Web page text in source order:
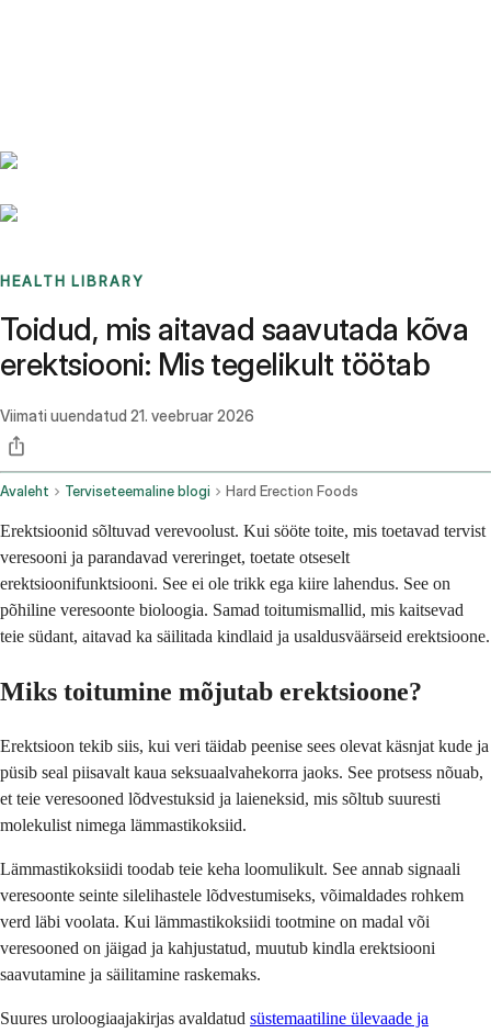
HEALTH LIBRARY
Toidud, mis aitavad saavutada kõva
erektsiooni: Mis tegelikult töötab
Viimati uuendatud 21. veebruar 2026
Avaleht Terviseteemaline blogi Hard Erection Foods
Erektsioonid sõltuvad verevoolust. Kui sööte toite, mis toetavad tervist
veresooni ja parandavad vereringet, toetate otseselt
erektsioonifunktsiooni. See ei ole trikk ega kiire lahendus. See on
põhiline veresoonte bioloogia. Samad toitumismallid, mis kaitsevad
teie südant, aitavad ka säilitada kindlaid ja usaldusväärseid erektsioone.
Miks toitumine mõjutab erektsioone?
Erektsioon tekib siis, kui veri täidab peenise sees olevat käsnjat kude ja
püsib seal piisavalt kaua seksuaalvahekorra jaoks. See protsess nõuab,
et teie veresooned lõdvestuksid ja laieneksid, mis sõltub suuresti
molekulist nimega lämmastikoksiid.
Lämmastikoksiidi toodab teie keha loomulikult. See annab signaali
veresoonte seinte silelihastele lõdvestumiseks, võimaldades rohkem
verd läbi voolata. Kui lämmastikoksiidi tootmine on madal või
veresooned on jäigad ja kahjustatud, muutub kindla erektsiooni
saavutamine ja säilitamine raskemaks.
Suures uroloogiaajakirjas avaldatud süstemaatiline ülevaade ja